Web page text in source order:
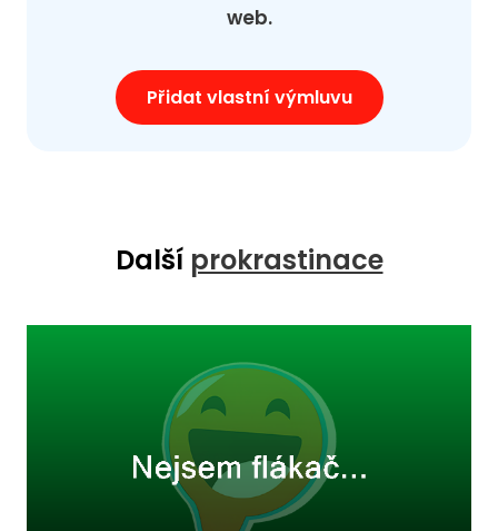
web.
Přidat vlastní výmluvu
Další prokrastinace